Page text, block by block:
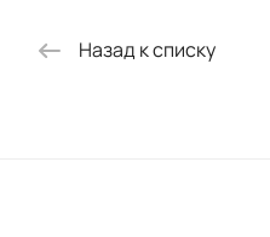
Назад к списку